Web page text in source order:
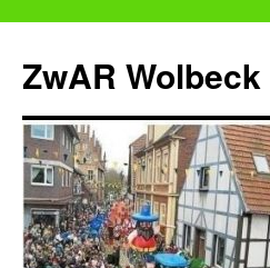
springen
ZwAR Wolbeck